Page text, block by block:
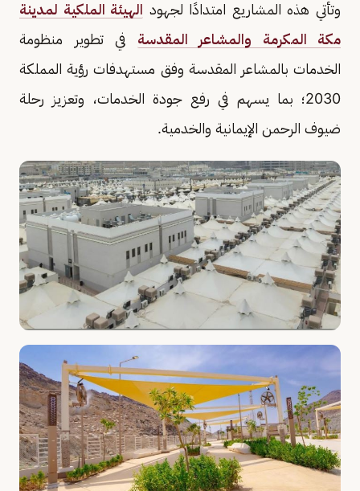
وتأتي هذه المشاريع امتدادًا لجهود الهيئة الملكية لمدينة
مكة المكرمة والمشاعر المقدسة في تطوير منظومة
الخدمات بالمشاعر المقدسة وفق مستهدفات رؤية المملكة
2030؛ بما يسهم في رفع جودة الخدمات، وتعزيز رحلة
ضيوف الرحمن الإيمانية والخدمية.